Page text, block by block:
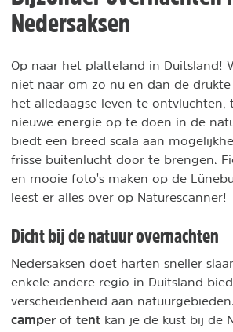
Nedersaksen
Op naar het platteland in Duitsland!
niet naar om zo nu en dan de
het alledaagse leven te ontvluchten,
nieuwe energie op te doen in de
biedt een breed scala aan
frisse buitenlucht door te brengen.
en mooie foto's maken op de
leest er alles over op Naturescanner!
Dicht bij de natuur overnachten
Nedersaksen doet harten sneller
enkele andere regio in Duitsland
verscheidenheid aan
camper of tent kan je de kust bij de